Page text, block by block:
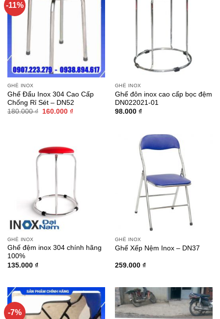
-11%
GHẾ INOX
Ghế Đẩu Inox 304 Cao Cấp
Chống Rỉ Sét – DN52
180.000₫
Giá
160.000 ₫Giá
GHẾ INOX
Ghế đôn inox cao cấp bọc đệm
DN022021-01
98.000 ₫
GHẾ INOX
Ghế đệm inox 304 chính hãng
100%
135.000 ₫
GHẾ INOX
Ghế Xếp Nệm Inox – DN37
259.000 ₫
-7%